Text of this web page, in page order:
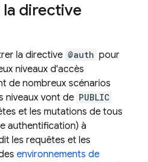
directive
la directive @auth pour
niveaux d'accès
de nombreux scénarios
niveaux vont de PUBLIC
et les mutations de tous
authentification) à
les requêtes et les
environnements de